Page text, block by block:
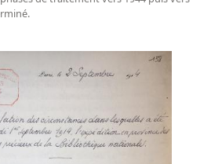
et des principales collections et
et provenances